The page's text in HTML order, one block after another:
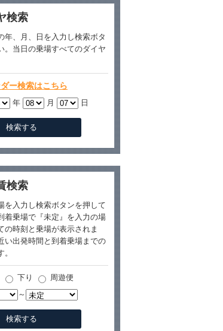
検索
年、月、日を入力し検索ボタ
。当日の乗場すべてのダイヤ
ー検索はこちら
年 月 日
検索
を入力し検索ボタンを押して
着乗場で『未定』を入力の場
の時刻と乗場が表示されま
い出発時間と到着乗場までの
下り
周遊便
～